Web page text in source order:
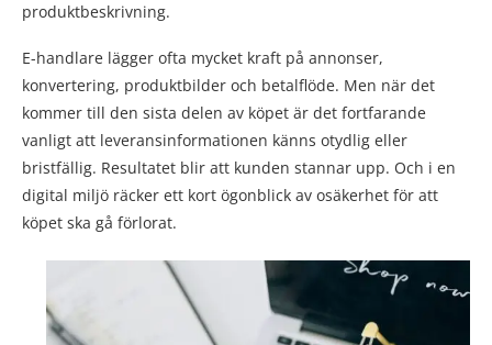
produktbeskrivning.
E-handlare lägger ofta mycket kraft på annonser,
konvertering, produktbilder och betalflöde. Men när det
kommer till den sista delen av köpet är det fortfarande
vanligt att leveransinformationen känns otydlig eller
bristfällig. Resultatet blir att kunden stannar upp. Och i en
digital miljö räcker ett kort ögonblick av osäkerhet för att
köpet ska gå förlorat.